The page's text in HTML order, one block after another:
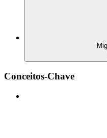
Conceitos-Chave